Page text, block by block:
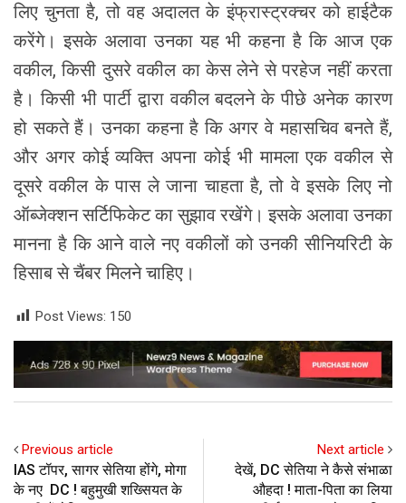
लिए चुनता है, तो वह अदालत के इंफ्रास्ट्रक्चर को हाईटैक
करेंगे। इसके अलावा उनका यह भी कहना है कि आज एक
वकील, किसी दुसरे वकील का केस लेने से परहेज नहीं करता
है। किसी भी पार्टी द्वारा वकील बदलने के पीछे अनेक कारण
हो सकते हैं। उनका कहना है कि अगर वे महासचिव बनते हैं,
और अगर कोई व्यक्ति अपना कोई भी मामला एक वकील से
दूसरे वकील के पास ले जाना चाहता है, तो वे इसके लिए नो
ऑब्जेक्शन सर्टिफिकेट का सुझाव रखेंगे। इसके अलावा उनका
मानना है कि आने वाले नए वकीलों को उनकी सीनियरिटी के
हिसाब से चैंबर मिलने चाहिए।
Post Views: 150
Previous article
IAS टॉपर, सागर सेतिया होंगे, मोगा
के नए DC ! बहुमुखी शख्सियत के
Next article
देखें, DC सेतिया ने कैसे संभाळा
औहदा ! माता-पिता का लिया